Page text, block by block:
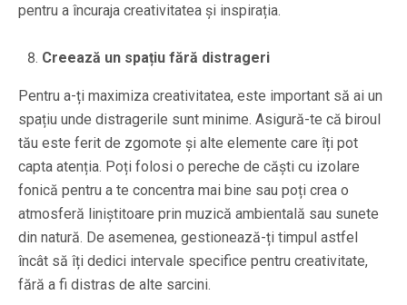
pentru a încuraja creativitatea și inspirația.
Creează un spațiu fără distrageri
Pentru a-ți maximiza creativitatea, este important să ai un
spațiu unde distragerile sunt minime. Asigură-te că biroul
tău este ferit de zgomote și alte elemente care îți pot
capta atenția. Poți folosi o pereche de căști cu izolare
fonică pentru a te concentra mai bine sau poți crea o
atmosferă liniștitoare prin muzică ambientală sau sunete
din natură. De asemenea, gestionează-ți timpul astfel
încât să îți dedici intervale specifice pentru creativitate,
fără a fi distras de alte sarcini.